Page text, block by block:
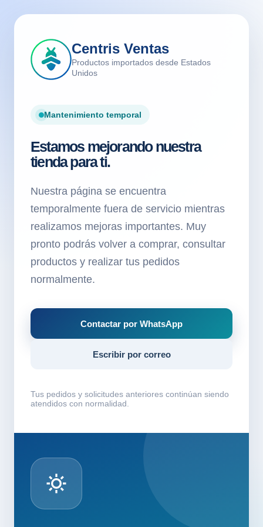
Centris Ventas
Productos importados desde Estados
Unidos
Mantenimiento temporal
Estamos mejorando nuestra
tienda para ti.
Nuestra página se encuentra
temporalmente fuera de servicio mientras
realizamos mejoras importantes. Muy
pronto podrás volver a comprar, consultar
productos y realizar tus pedidos
normalmente.
Contactar por WhatsApp
Escribir por correo
Tus pedidos y solicitudes anteriores continúan siendo
atendidos con normalidad.